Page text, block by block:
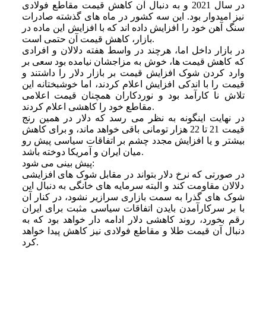
در سال 2021 و به دنبال آن کاهش قیمت مقاطع فولادی
نیز امیدوار بود. این سه کشور در ماه های گذشته صادرات
سنگ آهن خود را افزایش داده اند که با افزایش این ماده در
بازار، کاهش قیمت آن حتمی است.
در بازار داخل اما، هرچند در واسط هفته دلالان و افرادی
که کاهش قیمت ها، خوش به مزاجشان نیامده بود سعی بر
وارد کردن شوک افزایش قیمت بر بازار دلار را داشتند و
قیمت را با اندکی افزایش اعلام کردند، اما خوشبختانه این
تلاش نا کارآمد بود و نوردکاران همچنان قیمت اعلامی
مقاطع خود را کاهشی اعلام کردند.
در نهایت اینگونه به نظر می رسد که دلار در همین رنج
قیمت 21 تا 22 هزار تومانی باقی خواهد ماند، و برای کاهش
بیشتر و یا افزایش مجدد چشم بر اتفاقات سیاسی پیش رو
میان ایران و آمریکا دوخته باشد.
پیش بینی می شود:
در صورتی که نرخ دلار بتواند در مقابل شوک های افزایشی
دلالان مقاومت کند و البته سرمایه های خانگی به دنبال این
شوک های گذرا به سمت بازاری سرازیر نشود، در کنار آن
با بر سرکارآمدن بایدن اتفاقات سیاسی مثبت برای ایران
رقم بخورد، روند کاهشی دلار ادامه دار خواهد بود که به
دنبال آن قیمت طلا و مقاطع فولادی نیز کاهش پیدا خواهد
کرد.